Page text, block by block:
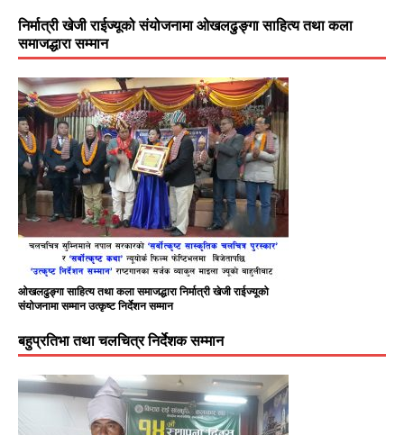
निर्मात्री खेजी राईज्यूको संयोजनामा ओखलढुङ्गा साहित्य तथा कला
समाजद्धारा सम्मान
ओखलढुङ्गा साहित्य तथा कला समाजद्धारा निर्मात्री खेजी राईज्यूको
संयोजनामा सम्मान उत्कृष्ट निर्देशन सम्मान
बहुप्रतिभा तथा चलचित्र निर्देशक सम्मान